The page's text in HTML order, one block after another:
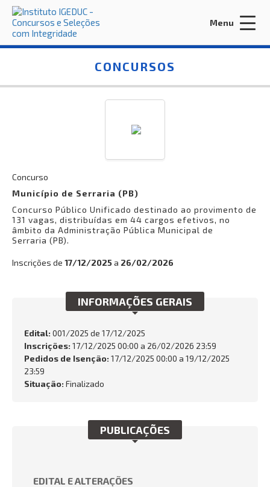
Acessar Área do Candidato:
INÍCIO
CONTRATE-NOS
EDITORA IGEDUC
Busca:
Menu
CONCURSOS
Concurso
Município de Serraria (PB)
Concurso Público Unificado destinado ao provimento de
131 vagas, distribuídas em 44 cargos efetivos, no
âmbito da Administração Pública Municipal de
Serraria (PB).
Inscrições de 17/12/2025a 26/02/2026
INFORMAÇÕES GERAIS
Edital: 001/2025 de 17/12/2025
Inscrições: 17/12/2025 00:00 a 26/02/2026 23:59
Pedidos de Isenção: 17/12/2025 00:00 a 19/12/2025
23:59
Situação: Finalizado
PUBLICAÇÕES
EDITAL E ALTERAÇÕES